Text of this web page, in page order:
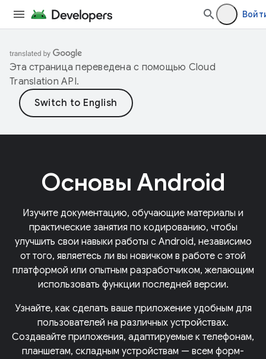
Эта страница переведена с помощью Cloud
Translation API.
Основы Android
Изучите документацию, обучающие материалы и
практические занятия по кодированию, чтобы
улучшить свои навыки работы с Android, независимо
от того, являетесь ли вы новичком в работе с этой
платформой или опытным разработчиком, желающим
использовать функции последней версии.
Узнайте, как сделать ваше приложение удобным для
пользователей на различных устройствах.
Создавайте приложения, адаптируемые к телефонам,
планшетам, складным устройствам — всем форм-